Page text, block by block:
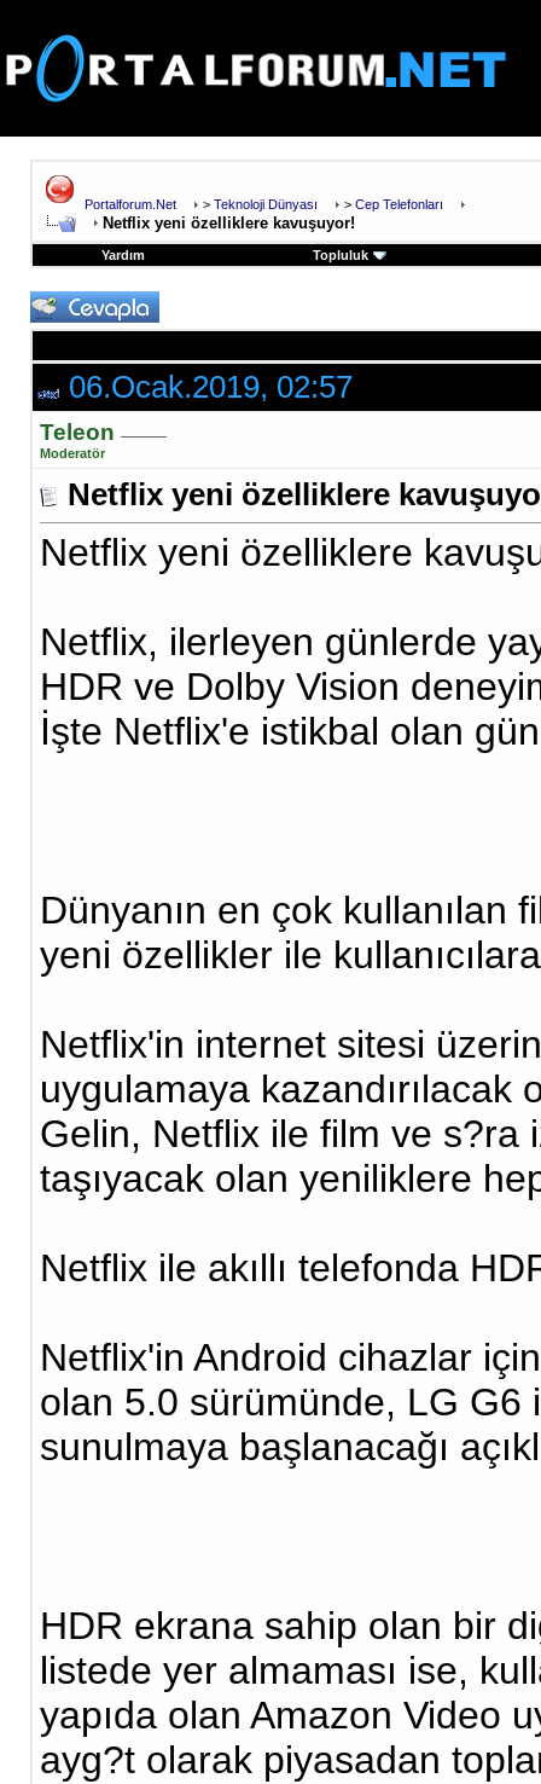
Portalforum.Net > Teknoloji Dünyası > Cep Telefonları
Netflix yeni özelliklere kavuşuyor!
Yardım Topluluk
06.Ocak.2019, 02:57
Teleon
Moderatör
Netflix yeni özelliklere
Netflix yeni özelliklere
Netflix, ilerleyen günlerde
HDR ve Dolby Vision
İşte Netflix'e istikbal olan
Dünyanın en çok kullanılan
yeni özellikler ile
Netflix'in internet sitesi
uygulamaya
Gelin, Netflix ile film ve s?ra
taşıyacak olan yeniliklere
Netflix ile akıllı telefonda
Netflix'in Android cihazlar
olan 5.0 sürümünde, LG G6
sunulmaya başlanacağı
HDR ekrana sahip olan bir
listede yer almaması ise,
yapıda olan Amazon Video
ayg?t olarak piyasadan